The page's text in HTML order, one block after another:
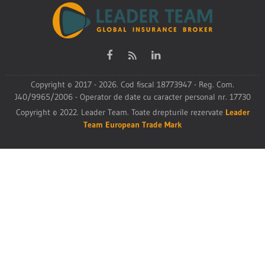
Copyright © 2017 - 2026. Cod fiscal 18773947 - Reg. Com.
J40/9965/2006 - Operator de date cu caracter personal nr. 17730
Copyright © 2022. Leader Team. Toate drepturile rezervate Leader
Team European Trade Mark